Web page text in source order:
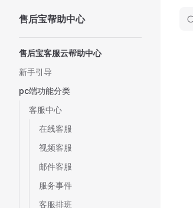
Skip to content
售后宝帮助中心
售后宝客服云帮助中心
新手引导
pc端功能分类
客服中心
在线客服
视频客服
邮件客服
服务事件
客服排班